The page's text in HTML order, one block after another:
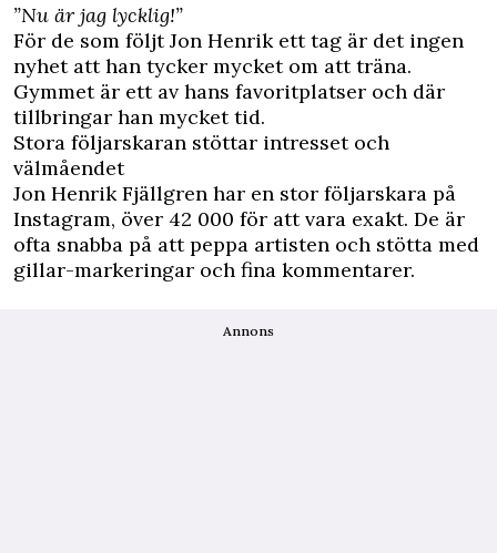
”Nu är jag lycklig!”
För de som följt Jon Henrik ett tag är det ingen
nyhet att han tycker mycket om att träna.
Gymmet är ett av hans favoritplatser och där
tillbringar han mycket tid.
Stora följarskaran stöttar intresset och
välmåendet
Jon Henrik Fjällgren har en stor följarskara på
Instagram, över 42 000 för att vara exakt. De är
ofta snabba på att peppa artisten och stötta med
gillar-markeringar och fina kommentarer.
Annons